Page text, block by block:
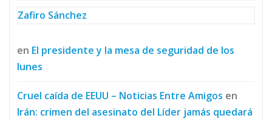
Zafiro Sánchez
en El presidente y la mesa de seguridad de los
lunes
Cruel caída de EEUU – Noticias Entre Amigos en
Irán: crimen del asesinato del Líder jamás quedará